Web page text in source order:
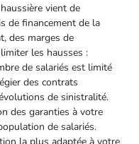
vient de
de financement de la
des marges de
les hausses :
de salariés est limité
des contrats
de sinistralité.
des garanties à votre
de salariés.